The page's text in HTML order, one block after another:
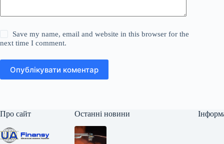
Save my name, email and website in this browser for the
next time I comment.
Опублікувати коментар
Про сайт Останні новини